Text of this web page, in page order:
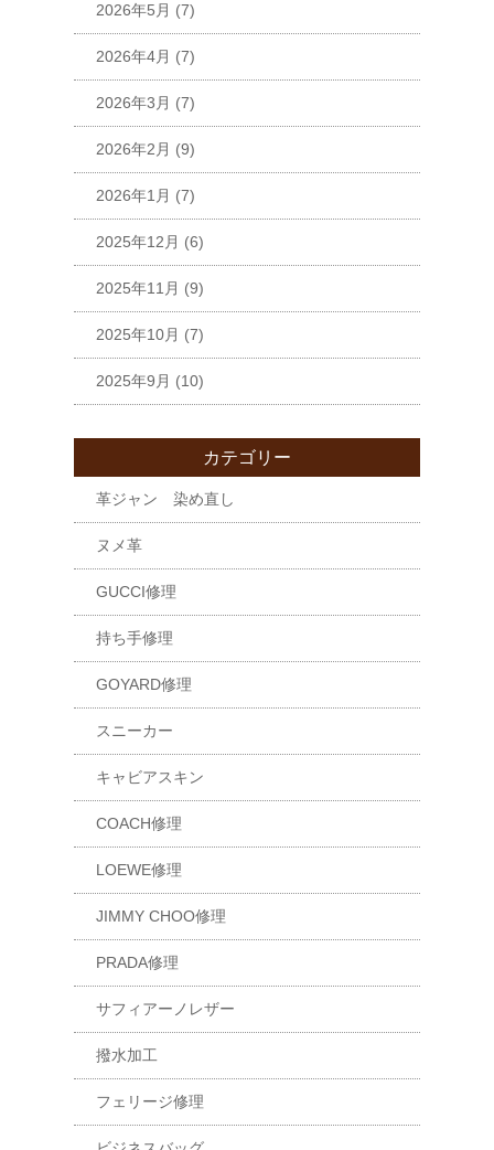
2026年5月 (7)
2026年4月 (7)
2026年3月 (7)
2026年2月 (9)
2026年1月 (7)
2025年12月 (6)
2025年11月 (9)
2025年10月 (7)
2025年9月 (10)
カテゴリー
革ジャン 染め直し
ヌメ革
GUCCI修理
持ち手修理
GOYARD修理
スニーカー
キャビアスキン
COACH修理
LOEWE修理
JIMMY CHOO修理
PRADA修理
サフィアーノレザー
撥水加工
フェリージ修理